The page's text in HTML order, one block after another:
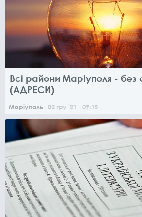
Всі райони Маріуполя - без
(АДРЕСИ)
Маріуполь 02 гру '21 , 09:15